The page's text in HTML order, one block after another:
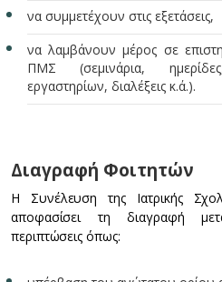
να συμμετέχουν στις εξετάσεις,
να λαμβάνουν μέρος σε
ΠΜΣ (σεμινάρια,
εργαστηρίων, διαλέξεις κ.ά.).
Διαγραφή Φοιτητών
Η Συνέλευση της Ιατρικής
αποφασίσει τη διαγραφή
περιπτώσεις όπως: